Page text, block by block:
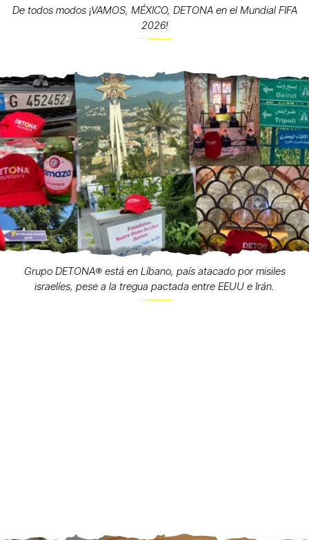
De todos modos ¡VAMOS, MÉXICO, DETONA en el Mundial FIFA
2026!
Grupo DETONA®️ está en Líbano, país atacado por misiles
israelíes, pese a la tregua pactada entre EEUU e Irán.